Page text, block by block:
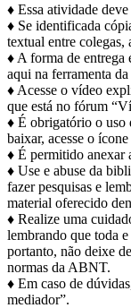
♦ Essa atividade
♦ Se identificada
textual entre colegas,
♦ A forma de
aqui na ferramenta
♦ Acesse o vídeo
que está no fórum
♦ É obrigatório o
baixar, acesse o
♦ É permitido anexar
♦ Use e abuse da
fazer pesquisas e
material oferecido
♦ Realize uma
lembrando que toda
portanto, não deixe
normas da ABNT.
♦ Em caso de
mediador”.